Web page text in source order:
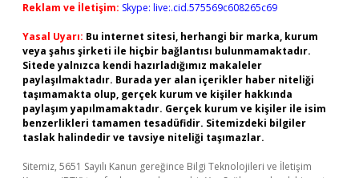
Reklam ve İletişim: Skype: live:.cid.575569c608265c69
Yasal Uyarı: Bu internet sitesi, herhangi bir marka, kurum
veya şahıs şirketi ile hiçbir bağlantısı bulunmamaktadır.
Sitede yalnızca kendi hazırladığımız makaleler
paylaşılmaktadır. Burada yer alan içerikler haber niteliği
taşımamakta olup, gerçek kurum ve kişiler hakkında
paylaşım yapılmamaktadır. Gerçek kurum ve kişiler ile isim
benzerlikleri tamamen tesadüfidir. Sitemizdeki bilgiler
taslak halindedir ve tavsiye niteliği taşımazlar.
Sitemiz, 5651 Sayılı Kanun gereğince Bilgi Teknolojileri ve İletişim